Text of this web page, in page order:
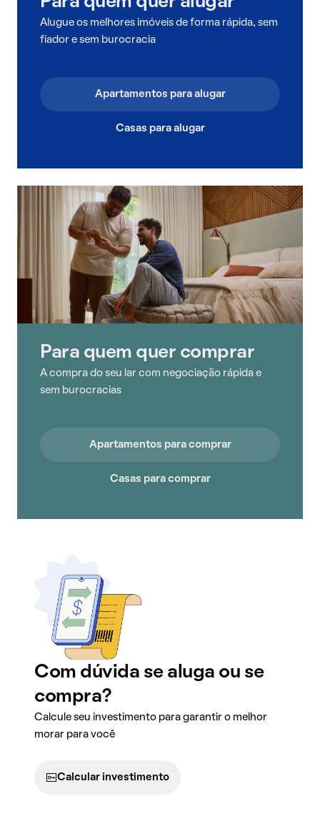
Alugue os melhores imóveis de forma rápida, sem
fiador e sem burocracia
Apartamentos para alugar
Casas para alugar
Para quem quer comprar
A compra do seu lar com negociação rápida e
sem burocracias
Apartamentos para comprar
Casas para comprar
Com dúvida se aluga ou se
compra?
Calcule seu investimento para garantir o melhor
morar para você
Calcular investimento